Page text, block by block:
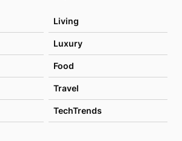
Living
Luxury
Food
Travel
TechTrends